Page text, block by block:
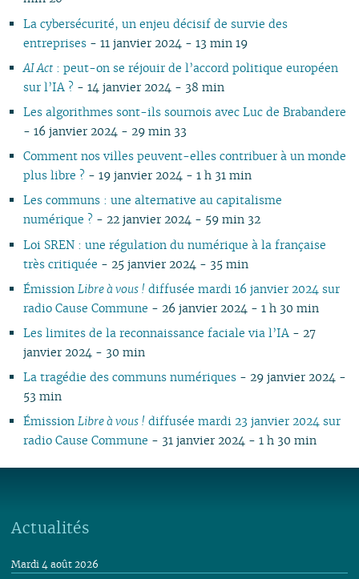
La cybersécurité, un enjeu décisif de survie des
entreprises- 11 janvier 2024 - 13 min 19
AI Act: peut-on se réjouir de l’accord politique européen
sur l’IA ? - 14 janvier 2024 - 38 min
Les algorithmes sont-ils sournois avec Luc de Brabandere
- 16 janvier 2024 - 29 min 33
Comment nos villes peuvent-elles contribuer à un monde
plus libre ? - 19 janvier 2024 - 1 h 31 min
Les communs : une alternative au capitalisme
numérique ? - 22 janvier 2024 - 59 min 32
Loi SREN : une régulation du numérique à la française
très critiquée - 25 janvier 2024 - 35 min
Émission Libre à vous ! diffusée mardi 16 janvier 2024 sur
radio Cause Commune - 26 janvier 2024 - 1 h 30 min
Les limites de la reconnaissance faciale via l’IA - 27
janvier 2024 - 30 min
La tragédie des communs numériques- 29 janvier 2024 -
53 min
Émission Libre à vous ! diffusée mardi 23 janvier 2024 sur
radio Cause Commune - 31 janvier 2024 - 1 h 30 min
Actualités
Mardi 4 août 2026